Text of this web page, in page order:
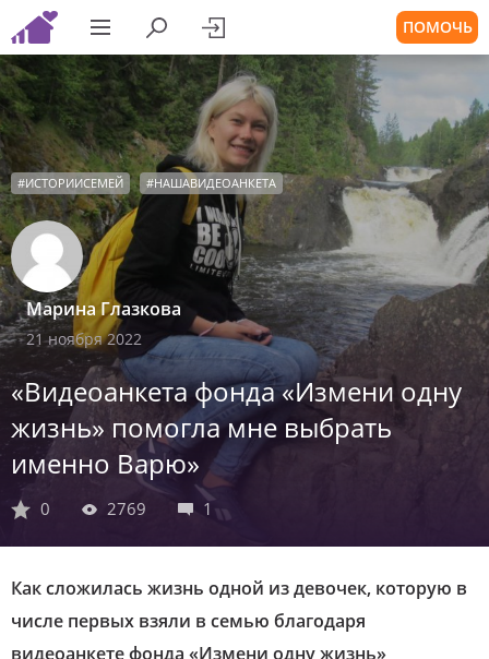
ПОМОЧЬ
#ИСТОРИИСЕМЕЙ #НАШАВИДЕОАНКЕТА
Марина Глазкова
21 ноября 2022
«Видеоанкета фонда «Измени одну
жизнь» помогла мне выбрать
именно Варю»
0 2769 1
Как сложилась жизнь одной из девочек, которую в
числе первых взяли в семью благодаря
видеоанкете фонда «Измени одну жизнь»